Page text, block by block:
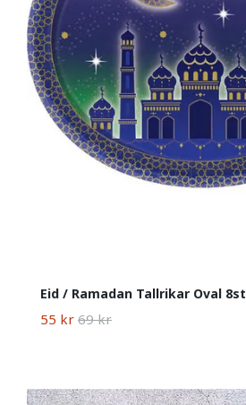
Eid / Ramadan Tallrikar Oval 8st
55 kr 69 kr